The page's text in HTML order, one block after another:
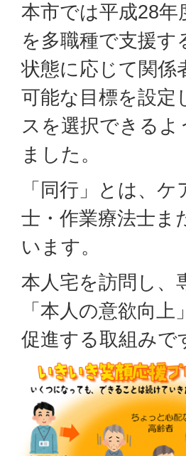
本市では平成28
を多職種で支援
状態に応じて関係
可能な目標を設定
スを選択できる
ました。
「同行」とは、
士・作業療法士ま
います。
本人宅を訪問し、
「本人の意欲向
促進する取組みで